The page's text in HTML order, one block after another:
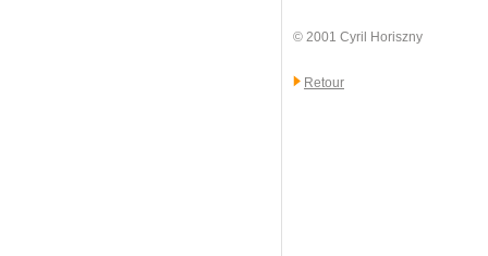
© 2001 Cyril Horiszny
Retour